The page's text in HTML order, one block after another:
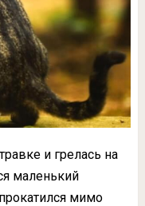
и грелась на
маленький
мимо